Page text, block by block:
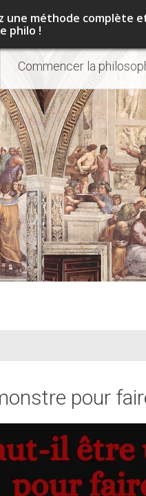
Commencer la
pour
une méthode complète
philo !